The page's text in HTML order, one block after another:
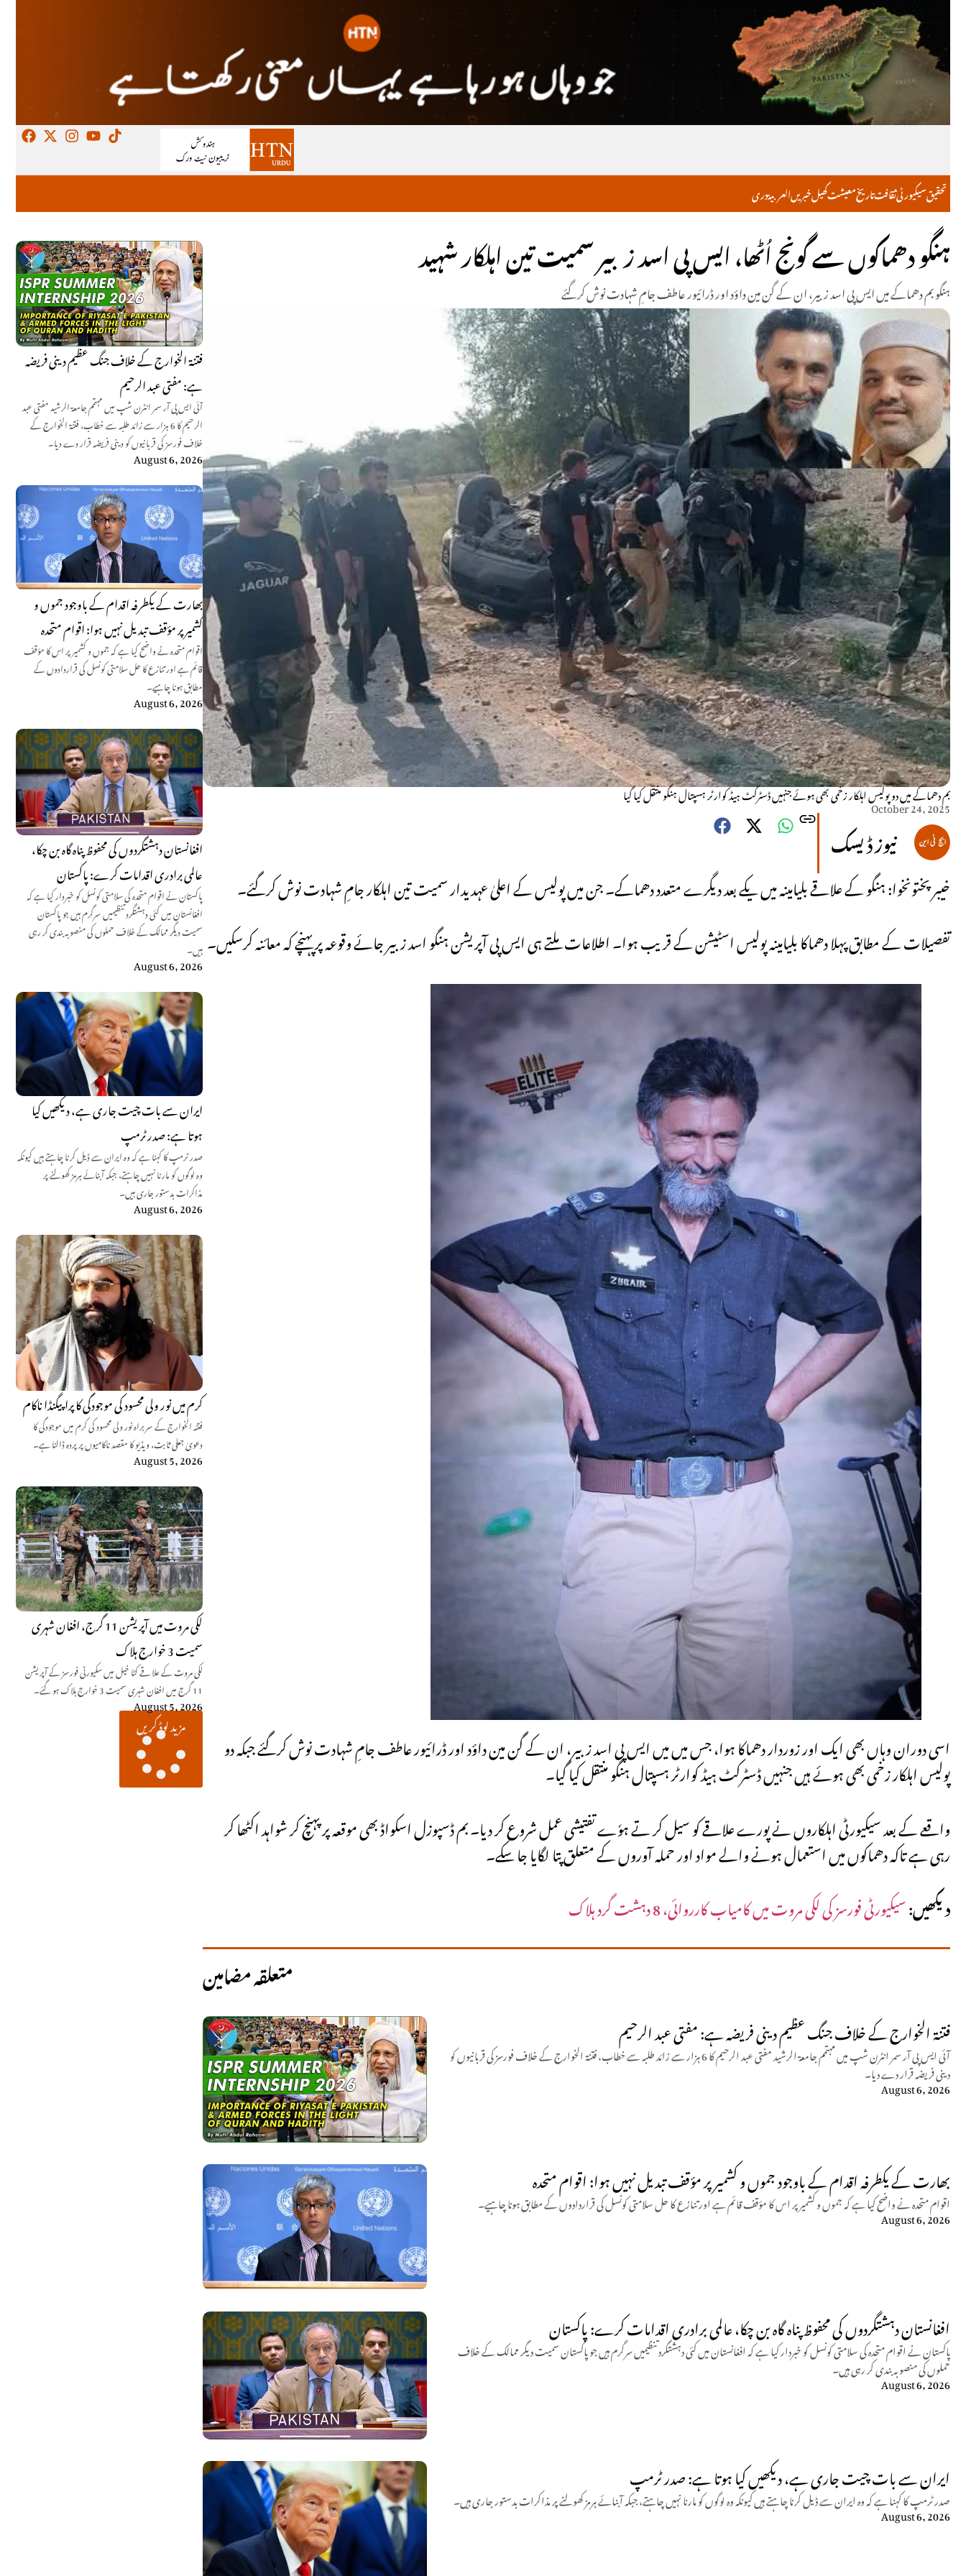
خبریںکھیلمعیشتتاریخثقافتسیکیورٹیتحقیق دریالعربية
فتنۃ الخوارج کے خلاف جنگ عظیم دینی فریضہ
ہے: مفتی عبد الرحیم
آئی ایس پی آر سمر انٹرن شپ میں مہتمم جامعۃ الرشید مفتی عبد
الرحیم کا 6 ہزار سے زائد طلبہ سے خطاب، فتنۃ الخوارج کے
خلاف فورسز کی قربانیوں کو دینی فریضہ قرار دے دیا۔
August 6, 2026
بھارت کے یکطرفہ اقدام کے باوجود جموں و
کشمیر پر مؤقف تبدیل نہیں ہوا: اقوام متحدہ
اقوام متحدہ نے واضح کیا ہے کہ جموں و کشمیر پر اس کا مؤقف
قائم ہے اور تنازع کا حل سلامتی کونسل کی قراردادوں کے
مطابق ہونا چاہیے۔
August 6, 2026
افغانستان دہشتگردوں کی محفوظ پناہ گاہ بن چکا،
عالمی برادری اقدامات کرے: پاکستان
پاکستان نے اقوام متحدہ کی سلامتی کونسل کو خبردار کیا ہے کہ
افغانستان میں کئی دہشتگرد تنظیمیں سرگرم ہیں جو پاکستان
سمیت دیگر ممالک کے خلاف حملوں کی منصوبہ بندی کر رہی
ہیں۔
August 6, 2026
ایران سے بات چیت جاری ہے، دیکھیں کیا
ہوتا ہے: صدر ٹرمپ
صدر ٹرمپ کا کہنا ہے کہ وہ ایران سے ڈیل کرنا چاہتے ہیں کیونکہ
وہ لوگوں کو مارنا نہیں چاہتے، جبکہ آبنائے ہرمز کھولنے پر
مذاکرات بدستور جاری ہیں۔
August 6, 2026
کرم میں نور ولی محسود کی موجودگی کا پراپیگنڈا ناکام
فتنہ الخوارج کے سربراہ نور ولی محسود کی کرم میں موجودگی کا
دعویٰ جعلی ثابت، ویڈیو کا مقصد ناکامیوں پر پردہ ڈالنا ہے۔
August 5, 2026
لکی مروت میں آپریشن 11 گرج، افغان شہری
سمیت 3 خوارج ہلاک
لکی مروت کے علاقے کٹا خیل میں سکیورٹی فورسز کے آپریشن
11 گرج میں افغان شہری سمیت 3 خوارج ہلاک ہو گئے۔
August 5, 2026
مزید لوڈ کریں
ہنگو دھماکوں سے گونج اُٹھا، ایس پی اسد زبیر سمیت تین اہلکار شہید
ہنگو بم دھماکے میں ایس پی اسد زبیر، ان کے گن مین داؤد اور ڈرائیور عاطف جامِ شہادت نوش کرگئے
بم دھماکے میں دو پولیس اہلکار زخمی بھی ہوئے جنہیں ڈسٹرکٹ ہیڈ کوارٹر ہسپتال ہنگو منتقل کیا گیا
October 24, 2025
نیوز ڈیسک
خیبر پختونخوا: ہنگو کے علاقے بلیامینہ میں یکے بعد دیگرے متعدد دھماکے۔ جن میں پولیس کے اعلیٰ عہدیدار سمیت تین اہلکار جامِ شہادت نوش کرگئے۔
تفصیلات کے مطابق پہلا دھماکا بلیامینہ پولیس اسٹیشن کے قریب ہوا۔ اطلاعات ملتے ہی ایس پی آپریشن ہنگو اسد زبیر جائے وقوعہ پر پہنچے کہ معائنہ کرسکیں۔
اسی دوران وہاں بھی ایک اور زوردار دھماکا ہوا، جس میں میں ایس پی اسد زبیر، ان کے گن مین داؤد اور ڈرائیور عاطف جامِ شہادت نوش کرگئے جبکہ دو
پولیس اہلکار زخمی بھی ہوئے ہیں جنہیں ڈسٹرکٹ ہیڈ کوارٹر ہسپتال ہنگو منتقل کیا گیا۔
واقعے کے بعد سیکیورٹی اہلکاروں نے پورے علاقے کو سیل کر تے ہوٗے تفتیشی عمل شروع کر دیا۔ بم ڈسپوزل اسکواڈ بھی موقعہ پر پہنچ کر شواہد اکٹھا کر
رہی ہے تاکہ دھماکوں میں استعمال ہونے والے مواد اور حملہ آوروں کے متعلق پتا لگایا جا سکے۔
دیکھیں:سیکیورٹی فورسز کی لکی مروت میں کامیاب کارروائی، 8 دہشت گرد ہلاک
متعلقہ مضامین
فتنۃ الخوارج کے خلاف جنگ عظیم دینی فریضہ ہے: مفتی عبد الرحیم
آئی ایس پی آر سمر انٹرن شپ میں مہتمم جامعۃ الرشید مفتی عبد الرحیم کا 6 ہزار سے زائد طلبہ سے خطاب، فتنۃ الخوارج کے خلاف فورسز کی قربانیوں کو
دینی فریضہ قرار دے دیا۔
August 6, 2026
بھارت کے یکطرفہ اقدام کے باوجود جموں و کشمیر پر مؤقف تبدیل نہیں ہوا: اقوام متحدہ
اقوام متحدہ نے واضح کیا ہے کہ جموں و کشمیر پر اس کا مؤقف قائم ہے اور تنازع کا حل سلامتی کونسل کی قراردادوں کے مطابق ہونا چاہیے۔
August 6, 2026
افغانستان دہشتگردوں کی محفوظ پناہ گاہ بن چکا، عالمی برادری اقدامات کرے: پاکستان
پاکستان نے اقوام متحدہ کی سلامتی کونسل کو خبردار کیا ہے کہ افغانستان میں کئی دہشتگرد تنظیمیں سرگرم ہیں جو پاکستان سمیت دیگر ممالک کے خلاف
حملوں کی منصوبہ بندی کر رہی ہیں۔
August 6, 2026
ایران سے بات چیت جاری ہے، دیکھیں کیا ہوتا ہے: صدر ٹرمپ
صدر ٹرمپ کا کہنا ہے کہ وہ ایران سے ڈیل کرنا چاہتے ہیں کیونکہ وہ لوگوں کو مارنا نہیں چاہتے، جبکہ آبنائے ہرمز کھولنے پر مذاکرات بدستور جاری ہیں۔
August 6, 2026